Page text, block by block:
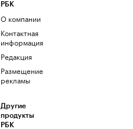
РБК
О компании
Контактная
информация
Редакция
Размещение
рекламы
Другие
продукты
РБК